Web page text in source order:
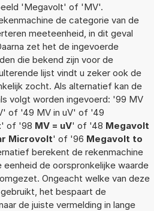
'Megavolt' of 'MV'.
de categorie van de
meeteenheid, in dit geval
zet het de ingevoerde
die bekend zijn voor de
lijst vindt u zeker ook de
zocht. Als alternatief kan de
volgt worden ingevoerd: '99 MV
of '49 MV in uV' of '49
' of '98 MV = uV' of '48 Megavolt
Microvolt' of '96 Megavolt to
berekent de rekenmachine
eenheid de oorspronkelijke waarde
Ongeacht welke van deze
het bespaart de
de juiste vermelding in lange